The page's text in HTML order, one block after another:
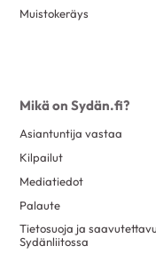
Muistokeräys
Mikä on Sydän.fi?
Asiantuntija vastaa
Kilpailut
Mediatiedot
Palaute
Tietosuoja ja
Sydänliitossa